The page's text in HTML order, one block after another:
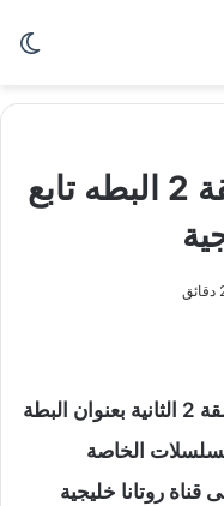
شباب البومب 8 الحلقة 2 البطه تابع
متابعة مسلسل شباب البومب 8 الحلقة 2 الثانية بعنوان البطة
الخاصة
روتانا خليجية